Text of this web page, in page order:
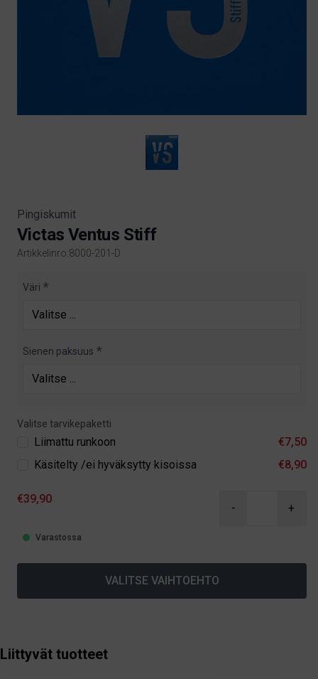
Pingiskumit
Victas Ventus Stiff
Artikkelinro:8000-201-D
Väri
Sienen paksuus
Valitse tarvikepaketti
Liimattu runkoon
€7,50
Käsitelty /ei hyväksytty kisoissa
€8,90
€39,90
- +
Varastossa
VALITSE VAIHTOEHTO
Liittyvät tuotteet